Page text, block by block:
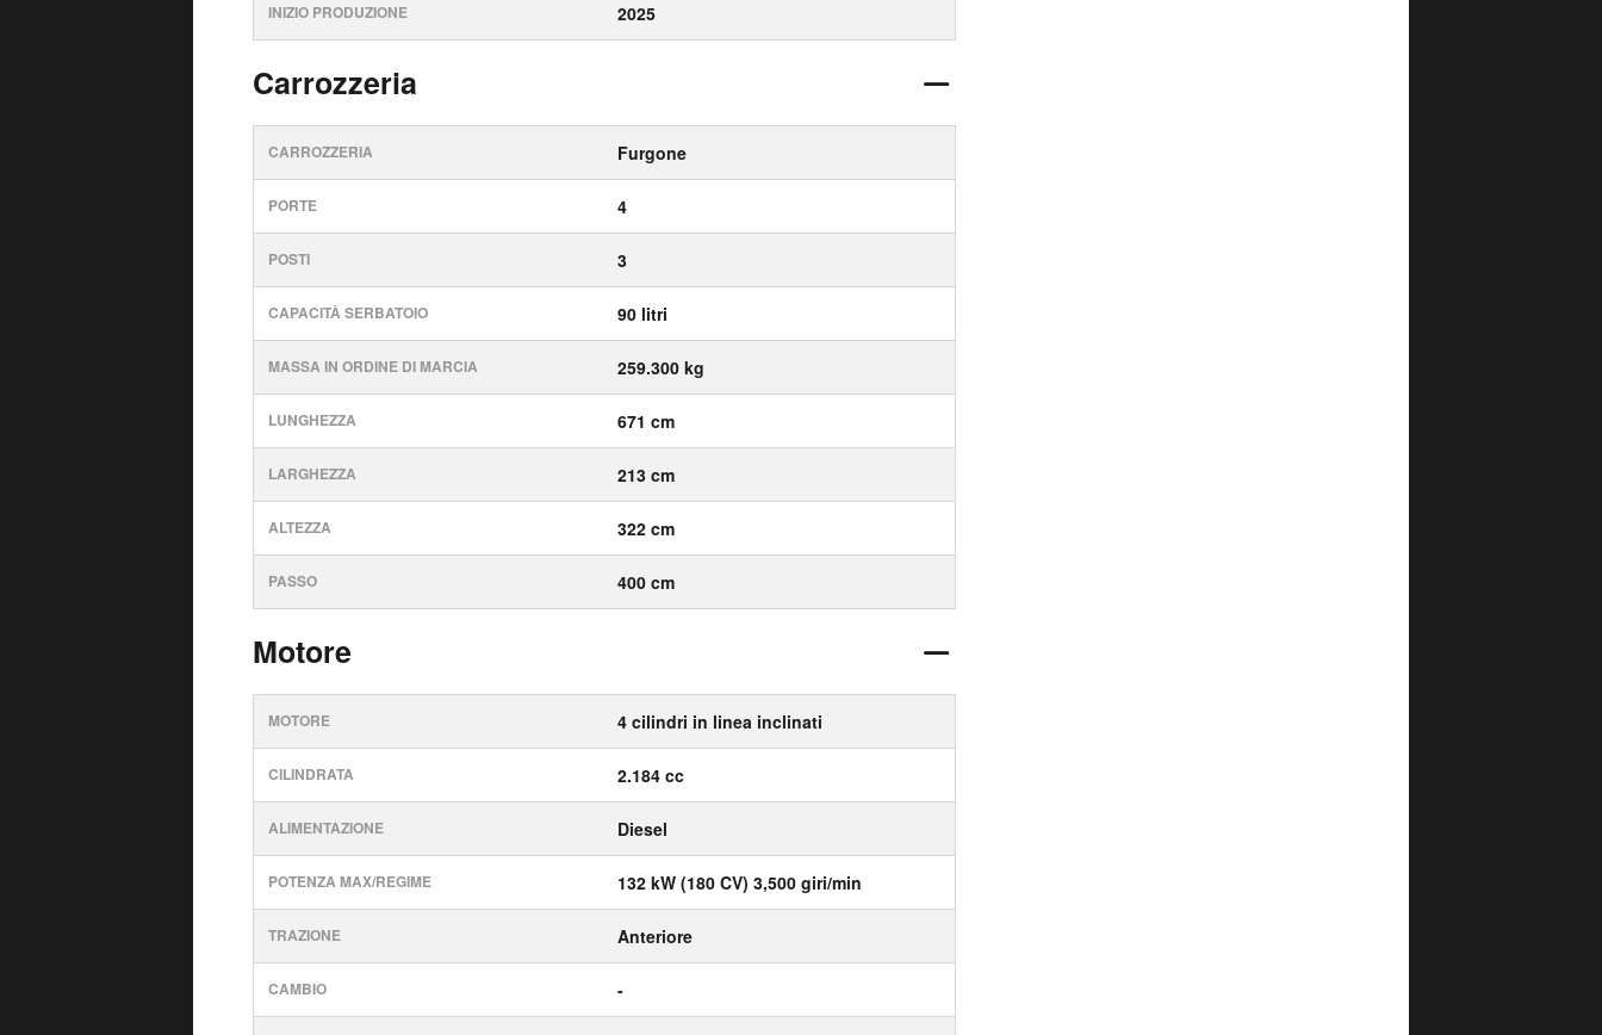
INIZIO PRODUZIONE 2025
Carrozzeria
CARROZZERIA Furgone
PORTE 4
POSTI 3
CAPACITÀ SERBATOIO 90 litri
MASSA IN ORDINE DI MARCIA 259.300 kg
LUNGHEZZA 671 cm
LARGHEZZA 213 cm
ALTEZZA 322 cm
PASSO 400 cm
Motore
MOTORE 4 cilindri in linea inclinati
CILINDRATA 2.184 cc
ALIMENTAZIONE Diesel
POTENZA MAX/REGIME 132 kW (180 CV) 3,500 giri/min
TRAZIONE Anteriore
CAMBIO -